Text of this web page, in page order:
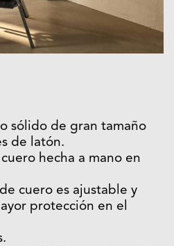
sólido de gran tamaño
de latón.
hecha a mano en
cuero es ajustable y
protección en el